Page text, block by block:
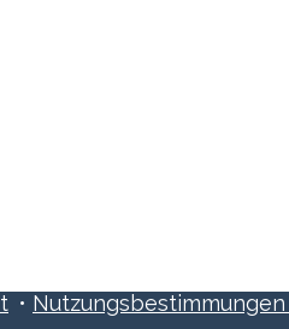
• Nutzungsbestimmungen